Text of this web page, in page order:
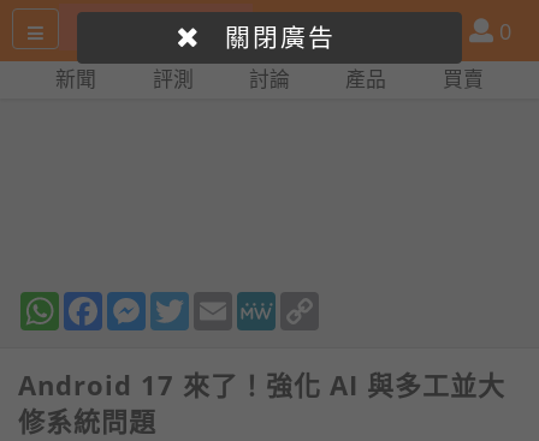
尋
產
品
比
會
員
0
新聞 評測 討論 產品 買賣
WhatsAppFacebookMessenger
TwitterEmail MeWe
Android 17 來了！強化 AI 與多工並大
修系統問題
關閉廣告